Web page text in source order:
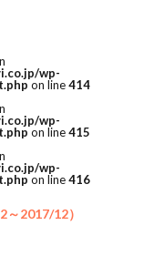
wp-
on line414
wp-
on line415
wp-
on line416
～2017/12）